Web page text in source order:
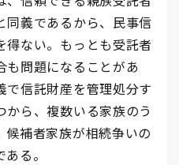
同義であるから、民事信
ない。もっとも受託者
も問題になることがあ
で信託財産を管理処分す
ら、複数いる家族のう
候補者家族が相続争いの
る。